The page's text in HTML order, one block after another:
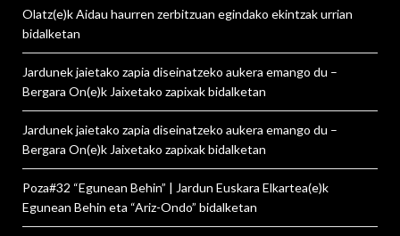
Olatz(e)kAidau haurren zerbitzuan egindako ekintzak urrian
bidalketan
Jardunek jaietako zapia diseinatzeko aukera emango du –
Bergara On(e)k Jaixetako zapixakbidalketan
Jardunek jaietako zapia diseinatzeko aukera emango du –
Bergara On(e)k Jaixetako zapixakbidalketan
Poza#32 “Egunean Behin” | Jardun Euskara Elkartea(e)k
Egunean Behin eta “Ariz-Ondo” bidalketan